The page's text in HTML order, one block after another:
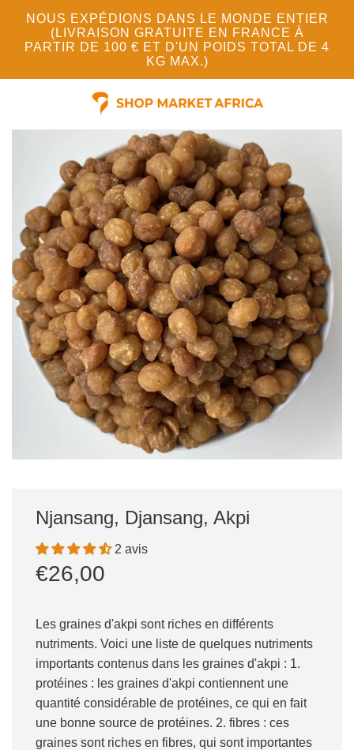
NOUS EXPÉDIONS DANS LE MONDE ENTIER
(LIVRAISON GRATUITE EN FRANCE À
PARTIR DE 100 € ET D'UN POIDS TOTAL DE 4
KG MAX.)
Njansang, Djansang, Akpi
2 avis
Prix
Prix
régulier
€26,00
Les graines d'akpi sont riches en différents
nutriments. Voici une liste de quelques nutriments
importants contenus dans les graines d'akpi : 1.
protéines : les graines d'akpi contiennent une
quantité considérable de protéines, ce qui en fait
une bonne source de protéines. 2. fibres : ces
graines sont riches en fibres, qui sont importantes